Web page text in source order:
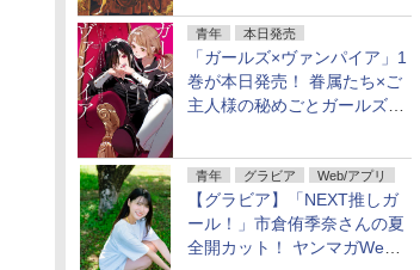
青年 本日発売
「ガールズ×ヴァンパイア」1
巻が本日発売！ 眷属たち×ご
主人様の秘めごとガールズラ
青年 グラビア Web/アプリ
【グラビア】「NEXT推しガ
ール！」市倉侑季奈さんの夏
全開カット！ ヤンマガWeb